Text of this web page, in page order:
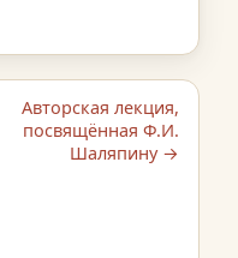
Авторская лекция,
посвящённая Ф.И.
Шаляпину →